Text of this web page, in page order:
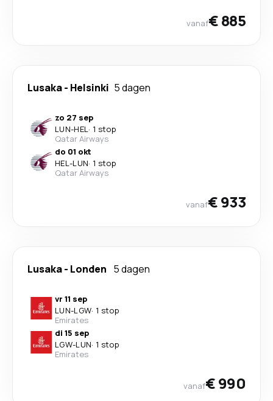
vanaf€ 885
Lusaka- Helsinki 5 dagen
zo 27 sep
LUN-HEL· 1 stop
Qatar Airways
do 01 okt
HEL-LUN· 1 stop
Qatar Airways
vanaf€ 933
Lusaka- Londen 5 dagen
vr 11 sep
LUN-LGW· 1 stop
Emirates
di 15 sep
LGW-LUN· 1 stop
Emirates
vanaf€ 990